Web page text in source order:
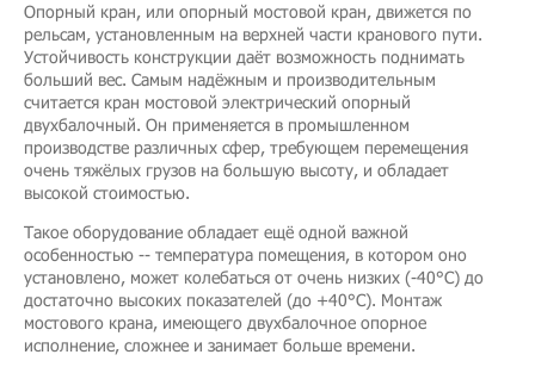
Опорный кран, или опорный мостовой кран, движется по
рельсам, установленным на верхней части кранового пути.
Устойчивость конструкции даёт возможность поднимать
больший вес. Самым надёжным и производительным
считается кран мостовой электрический опорный
двухбалочный. Он применяется в промышленном
производстве различных сфер, требующем перемещения
очень тяжёлых грузов на большую высоту, и обладает
высокой стоимостью.
Такое оборудование обладает ещё одной важной
особенностью -- температура помещения, в котором оно
установлено, может колебаться от очень низких (-40°C) до
достаточно высоких показателей (до +40°C). Монтаж
мостового крана, имеющего двухбалочное опорное
исполнение, сложнее и занимает больше времени.